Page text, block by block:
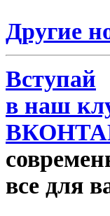
Другие
Вступай
в наш
все для